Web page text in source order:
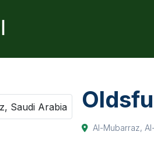
Al-Mubarraz,